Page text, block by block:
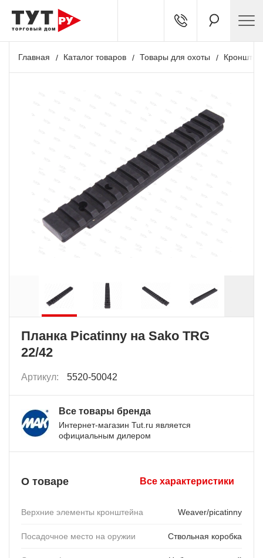
Главная Каталог товаров Товары для охоты
Планка Picatinny на Sako TRG
22/42
Артикул: 5520-50042
Все товары бренда
Интернет-магазин Tut.ru является
официальным дилером
О товаре Все характеристики
Верхние элементы кронштейна Weaver/picatinny
Посадочное место на оружии Ствольная коробка